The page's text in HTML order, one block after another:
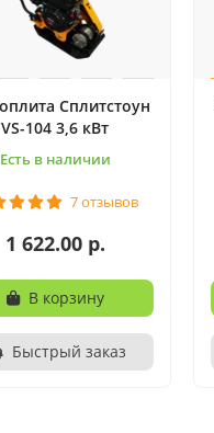
Сплитстоун
VS-104 3,6 кВт
Есть в наличии
7 отзывов
1 622.00 р.
В корзину
Быстрый заказ